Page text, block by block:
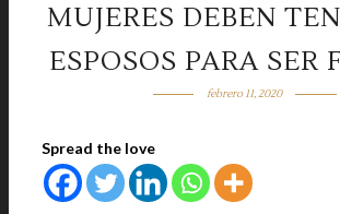
MUJERES DEBEN
ESPOSOS PARA SER
febrero 11, 2020
Spread the love